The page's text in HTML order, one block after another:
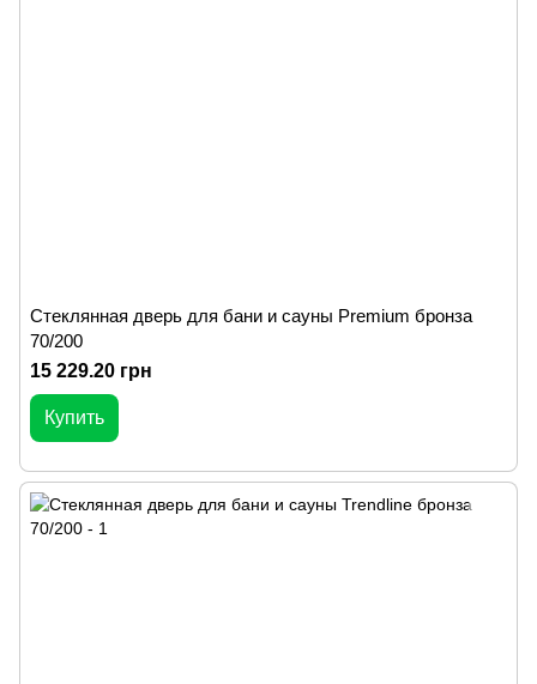
Стеклянная дверь для бани и сауны Premium бронза
70/200
15 229.20 грн
Купить